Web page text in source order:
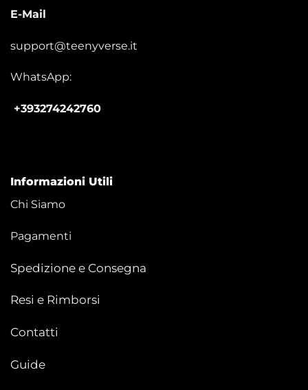
E-Mail
support@teenyverse.it
WhatsApp:
+393274242760
Informazioni Utili
Chi Siamo
Pagamenti
Spedizione e Consegna
Resi e Rimborsi
Contatti
Guide